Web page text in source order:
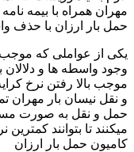
مهران همراه با بیمه
حمل بار ارزان با حذف
یکی از عواملی که موجب
وجود واسطه ها و
موجب بالا رفتن نرخ
و نقل نیسان بار
حمل و نقل به صورت
میکنند تا بتوانند کمترین
کامیون حمل بار ارزان